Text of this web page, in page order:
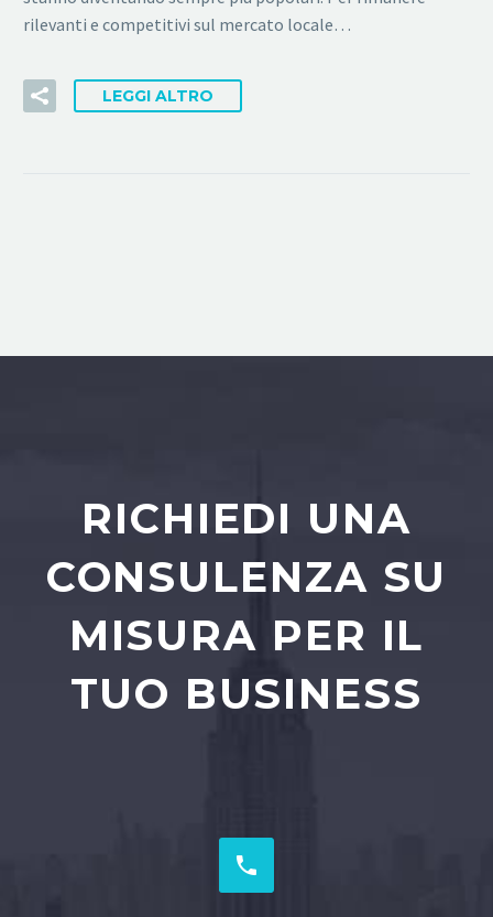
rilevanti e competitivi sul mercato locale…
LEGGI ALTRO
RICHIEDI UNA
CONSULENZA SU
MISURA PER IL
TUO BUSINESS

